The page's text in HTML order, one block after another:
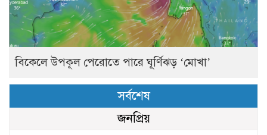
বিকেলে উপকূল পেরোতে পারে ঘূর্ণিঝড় ‘মোখা’
সর্বশেষ
জনপ্রিয়